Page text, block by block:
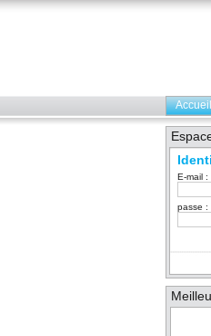
Accueil
E-mail :
passe :